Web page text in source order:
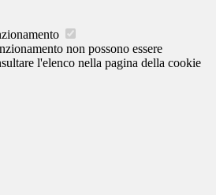
non possono essere
l'elenco nella pagina della cookie